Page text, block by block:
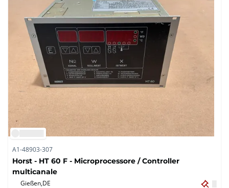
A1-48903-307
Horst - HT 60 F - Microprocessore / Controller
multicanale
Gießen,DE